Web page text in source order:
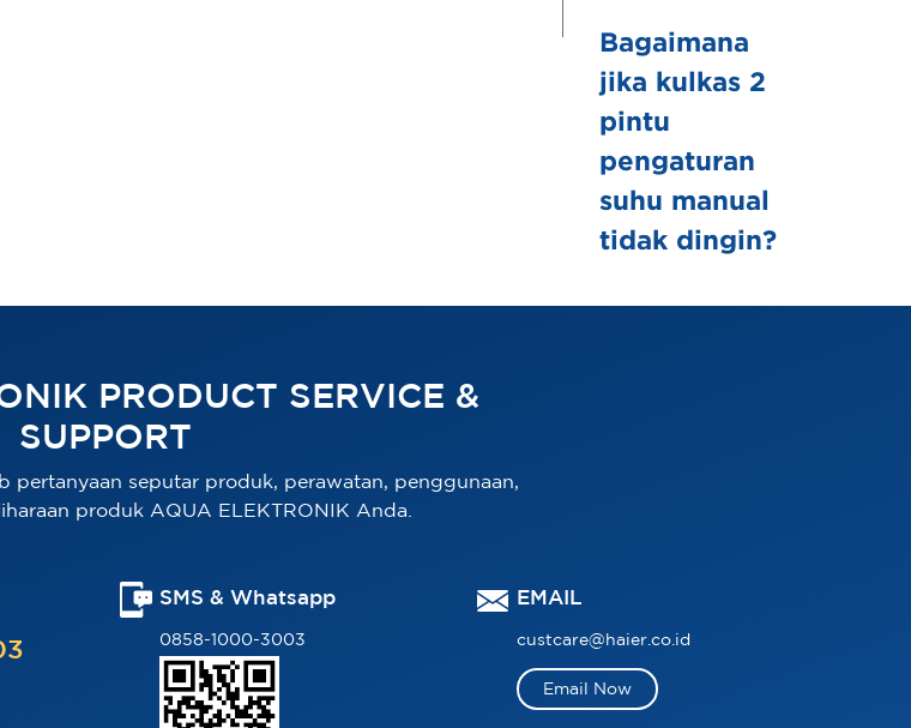
Bagaimana
jika kulkas 2
pintu
pengaturan
suhu manual
tidak dingin?
PRODUCT SERVICE &
SUPPORT
pertanyaan seputar produk, perawatan, penggunaan,
produk AQUA ELEKTRONIK Anda.
SMS & Whatsapp
0858-1000-3003
EMAIL
custcare@haier.co.id
Email Now